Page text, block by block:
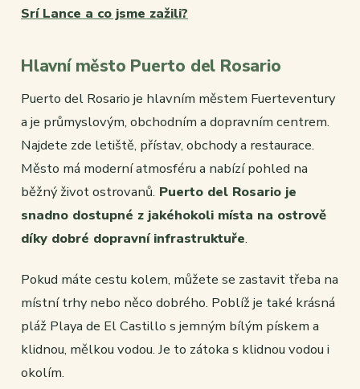
Srí Lance a co jsme zažili?
Hlavní město Puerto del Rosario
Puerto del Rosario je hlavním městem Fuerteventury
a je průmyslovým, obchodním a dopravním centrem.
Najdete zde letiště, přístav, obchody a restaurace.
Město má moderní atmosféru a nabízí pohled na
běžný život ostrovanů. Puerto del Rosario je
snadno dostupné z jakéhokoli místa na ostrově
díky dobré dopravní infrastruktuře.
Pokud máte cestu kolem, můžete se zastavit třeba na
místní trhy nebo něco dobrého. Poblíž je také krásná
pláž Playa de El Castillo s jemným bílým pískem a
klidnou, mělkou vodou. Je to zátoka s klidnou vodou i
okolím.